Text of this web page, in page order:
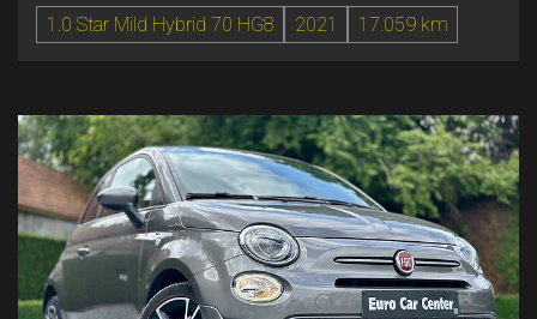
1.0 Star Mild Hybrid 70 HG8 2021 17.059 km